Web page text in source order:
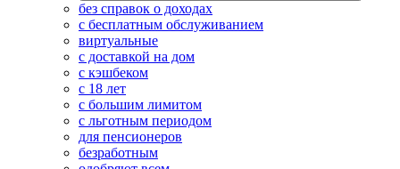
без справок о доходах
с бесплатным обслуживанием
виртуальные
с доставкой на дом
с кэшбеком
с 18 лет
с большим лимитом
с льготным периодом
для пенсионеров
безработным